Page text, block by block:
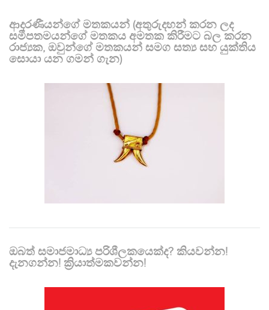
ආදරණීයන්ගේ මතකයන් (අතුරුදහන් කරන ලද
සමීපතමයන්ගේ මතකය අමතක කිරීමට බල කරන
රාජ්‍යක, ඔවුන්ගේ මතකයන් සමග සත්‍ය සහ යුක්තිය
සොයා යන ගමන් ගැන)
ඔබත් සමාජමාධ්‍ය පරිශීලකයෙක්ද? කියවන්න!
දැනගන්න! ක්‍රියාත්මකවන්න!